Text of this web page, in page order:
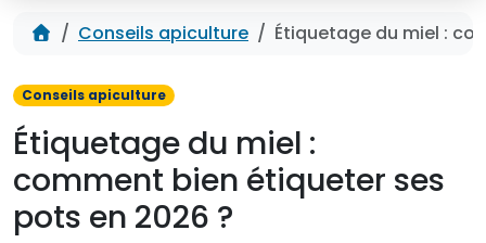
Accueil
Conseils apiculture Étiquetage du miel :
Conseils apiculture
Étiquetage du miel :
comment bien étiqueter ses
pots en 2026 ?